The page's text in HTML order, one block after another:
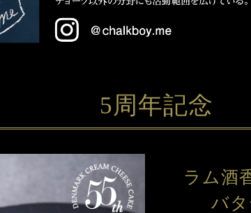
5周年記念
ラム酒
バタ